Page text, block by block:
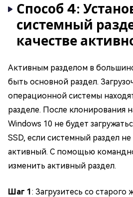
Способ 4:
системный
качестве
Активным разделом в
быть основной раздел.
операционной системы
разделе. После клонирования
Windows 10 не будет
SSD, если системный раздел
активный. С помощью
изменить активный раздел.
Шаг 1: Загрузитесь со старого